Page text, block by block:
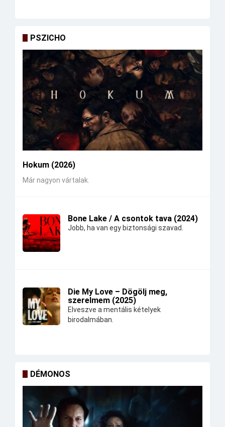
PSZICHO
Hokum (2026)
Már nagyon vártalak.
Bone Lake / A csontok tava (2024)
Jobb, ha van egy biztonsági szavad.
Die My Love – Dögölj meg,
szerelmem (2025)
Elveszve a mentális kételyek
birodalmában.
DÉMONOS